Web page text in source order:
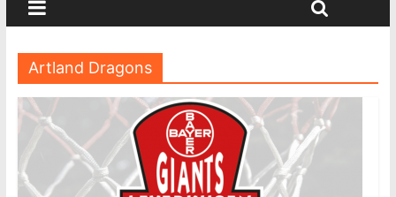
Artland Dragons